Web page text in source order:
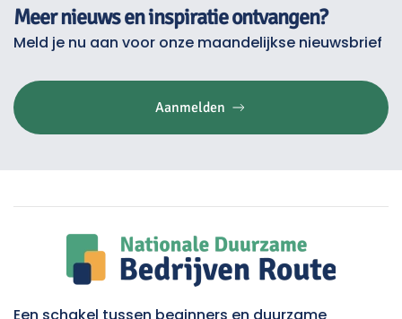
Meer nieuws en inspiratie ontvangen?
Meld je nu aan voor onze maandelijkse nieuwsbrief
Aanmelden
Een schakel tussen beginners en duurzame